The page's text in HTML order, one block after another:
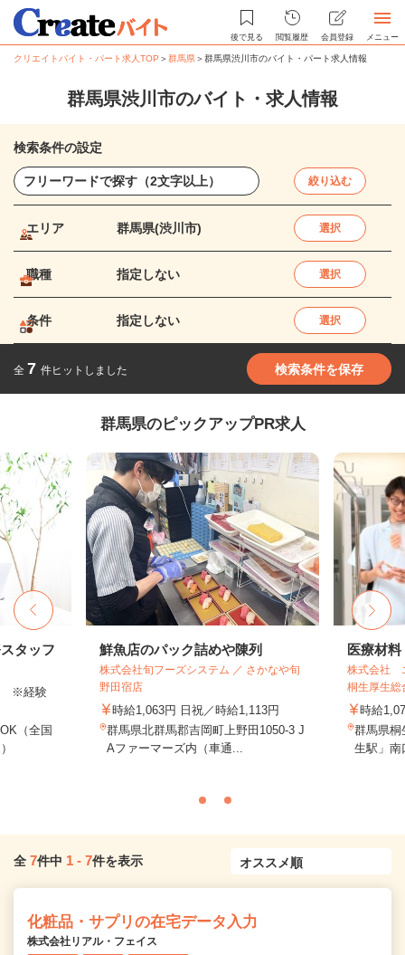
後で見る 閲覧履歴 会員登録 メニュー
クリエイトバイト・パート求人TOP ＞群馬県＞群馬県渋川市のバイト・パート求人情報
群馬県渋川市のバイト・求人情報
検索条件の設定
絞り込む
エリア 群馬県(渋川市) 選択
職種 指定しない 選択
条件 指定しない 選択
全 7 件ヒットしました 検索条件を保存
群馬県のピックアップPR求人
タッフ
※経験
（全国
鮮魚店のパック詰めや陳列
株式会社旬フーズシステム ／ さかなや旬
野田宿店
時給1,063円 日祝／時給1,113円
群馬県北群馬郡吉岡町上野田1050-3 J
Aファーマーズ内（車通...
医療材
株式会社
桐生厚生総
時給
群馬県桐
生駅」南
全 7件中 1 - 7件を表示
化粧品・サプリの在宅データ入力
株式会社リアル・フェイス